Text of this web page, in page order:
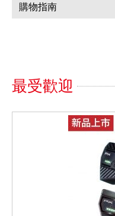
購物指南
最受歡迎